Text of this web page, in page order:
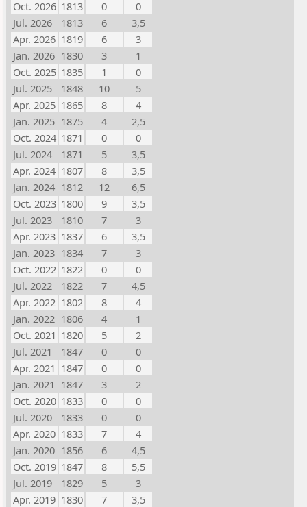
Oct. 2026 1813 0
0
Jul. 2026
1813 6
3,5
Apr. 2026 1819 6
3
Jan. 2026 1830 3
1
Oct. 2025 1835 1
0
Jul. 2025
1848 10
5
Apr. 2025 1865 8
4
Jan. 2025 1875 4
2,5
Oct. 2024 1871 0
0
Jul. 2024
1871 5
3,5
Apr. 2024 1807 8
3,5
Jan. 2024 1812 12
6,5
Oct. 2023 1800 9
3,5
Jul. 2023
1810 7
3
Apr. 2023 1837 6
3,5
Jan. 2023 1834 7
3
Oct. 2022 1822 0
0
Jul. 2022
1822 7
4,5
Apr. 2022 1802 8
4
Jan. 2022 1806 4
1
Oct. 2021 1820 5
2
Jul. 2021
1847 0
0
Apr. 2021 1847 0
0
Jan. 2021 1847 3
2
Oct. 2020 1833 0
0
Jul. 2020
1833 0
0
Apr. 2020 1833 7
4
Jan. 2020 1856 6
4,5
Oct. 2019 1847 8
5,5
Jul. 2019
1829 5
3
Apr. 2019 1830 7
3,5